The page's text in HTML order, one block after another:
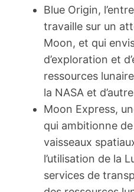
Blue Origin,
travaille sur un
Moon, et qui
d’exploration et
ressources
la NASA et
Moon Express,
qui ambitionne
vaisseaux
l’utilisation de la
services de